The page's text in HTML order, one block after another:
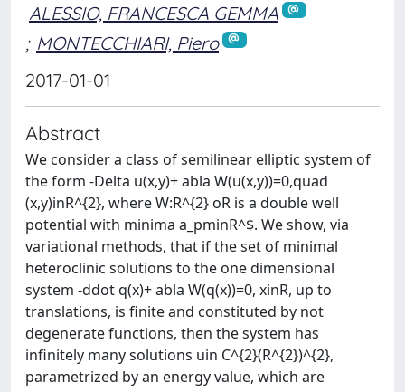
ALESSIO, FRANCESCA GEMMA
; MONTECCHIARI, Piero
2017-01-01
Abstract
We consider a class of semilinear elliptic system of
the form -Delta u(x,y)+ abla W(u(x,y))=0,quad
(x,y)inR^{2}, where W:R^{2} oR is a double well
potential with minima a_pminR^$. We show, via
variational methods, that if the set of minimal
heteroclinic solutions to the one dimensional
system -ddot q(x)+ abla W(q(x))=0, xinR, up to
translations, is finite and constituted by not
degenerate functions, then the system has
infinitely many solutions uin C^{2}(R^{2})^{2},
parametrized by an energy value, which are